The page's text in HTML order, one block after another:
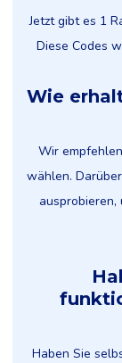
Jetzt gibt es 1
Diese Codes
Wie
Wir
wählen.
ausprobieren,
Haben Sie